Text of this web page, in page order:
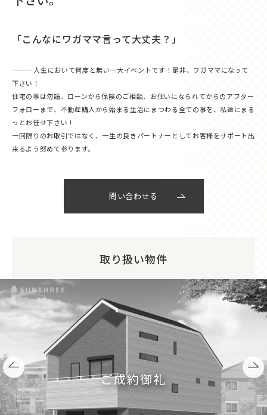
「こんなにワガママ言って大丈夫？」
——— 人生において何度と無い一大イベントです！是非、ワガママになって
下さい！
住宅の事は勿論、ローンから保険のご相談、お住いになられてからのアフター
フォローまで、不動産購入から始まる生活にまつわる全ての事を、私達にまる
っとお任せ下さい！
一回限りのお取引ではなく、一生の良きパートナーとしてお客様をサポート出
来るよう努めて参ります。
問い合わせる
取り扱い物件
ご成約御礼